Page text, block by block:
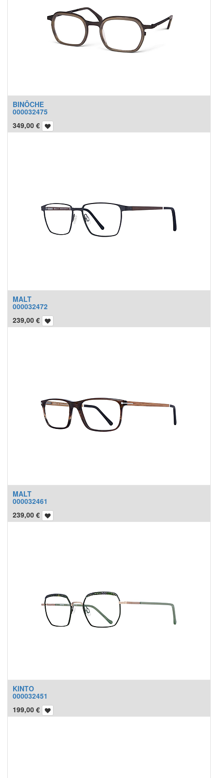
BINÔCHE
000032475
349,00 €
MALT
000032472
239,00 €
MALT
000032461
239,00 €
KINTO
000032451
199,00 €